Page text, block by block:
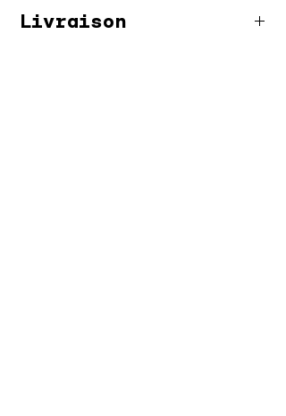
Livraison